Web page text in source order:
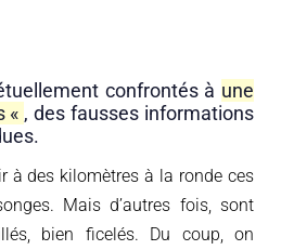
confrontés à une
« , des fausses informations
à des kilomètres à la ronde ces
Mais d’autres fois, sont
bien ficelés. Du coup, on